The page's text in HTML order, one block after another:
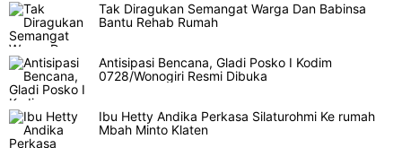
Tak Diragukan Semangat Warga Dan Babinsa
Bantu Rehab Rumah
Antisipasi Bencana, Gladi Posko I Kodim
0728/Wonogiri Resmi Dibuka
Ibu Hetty Andika Perkasa Silaturohmi Ke rumah
Mbah Minto Klaten